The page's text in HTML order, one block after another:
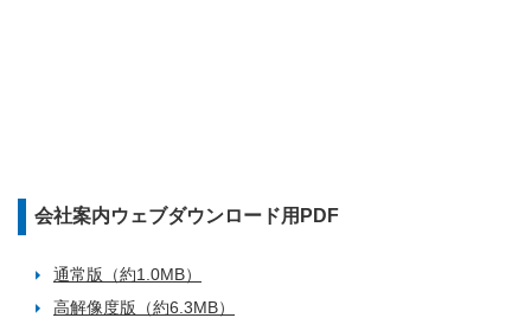
会社案内ウェブダウンロード用PDF
通常版（約1.0MB）
高解像度版（約6.3MB）